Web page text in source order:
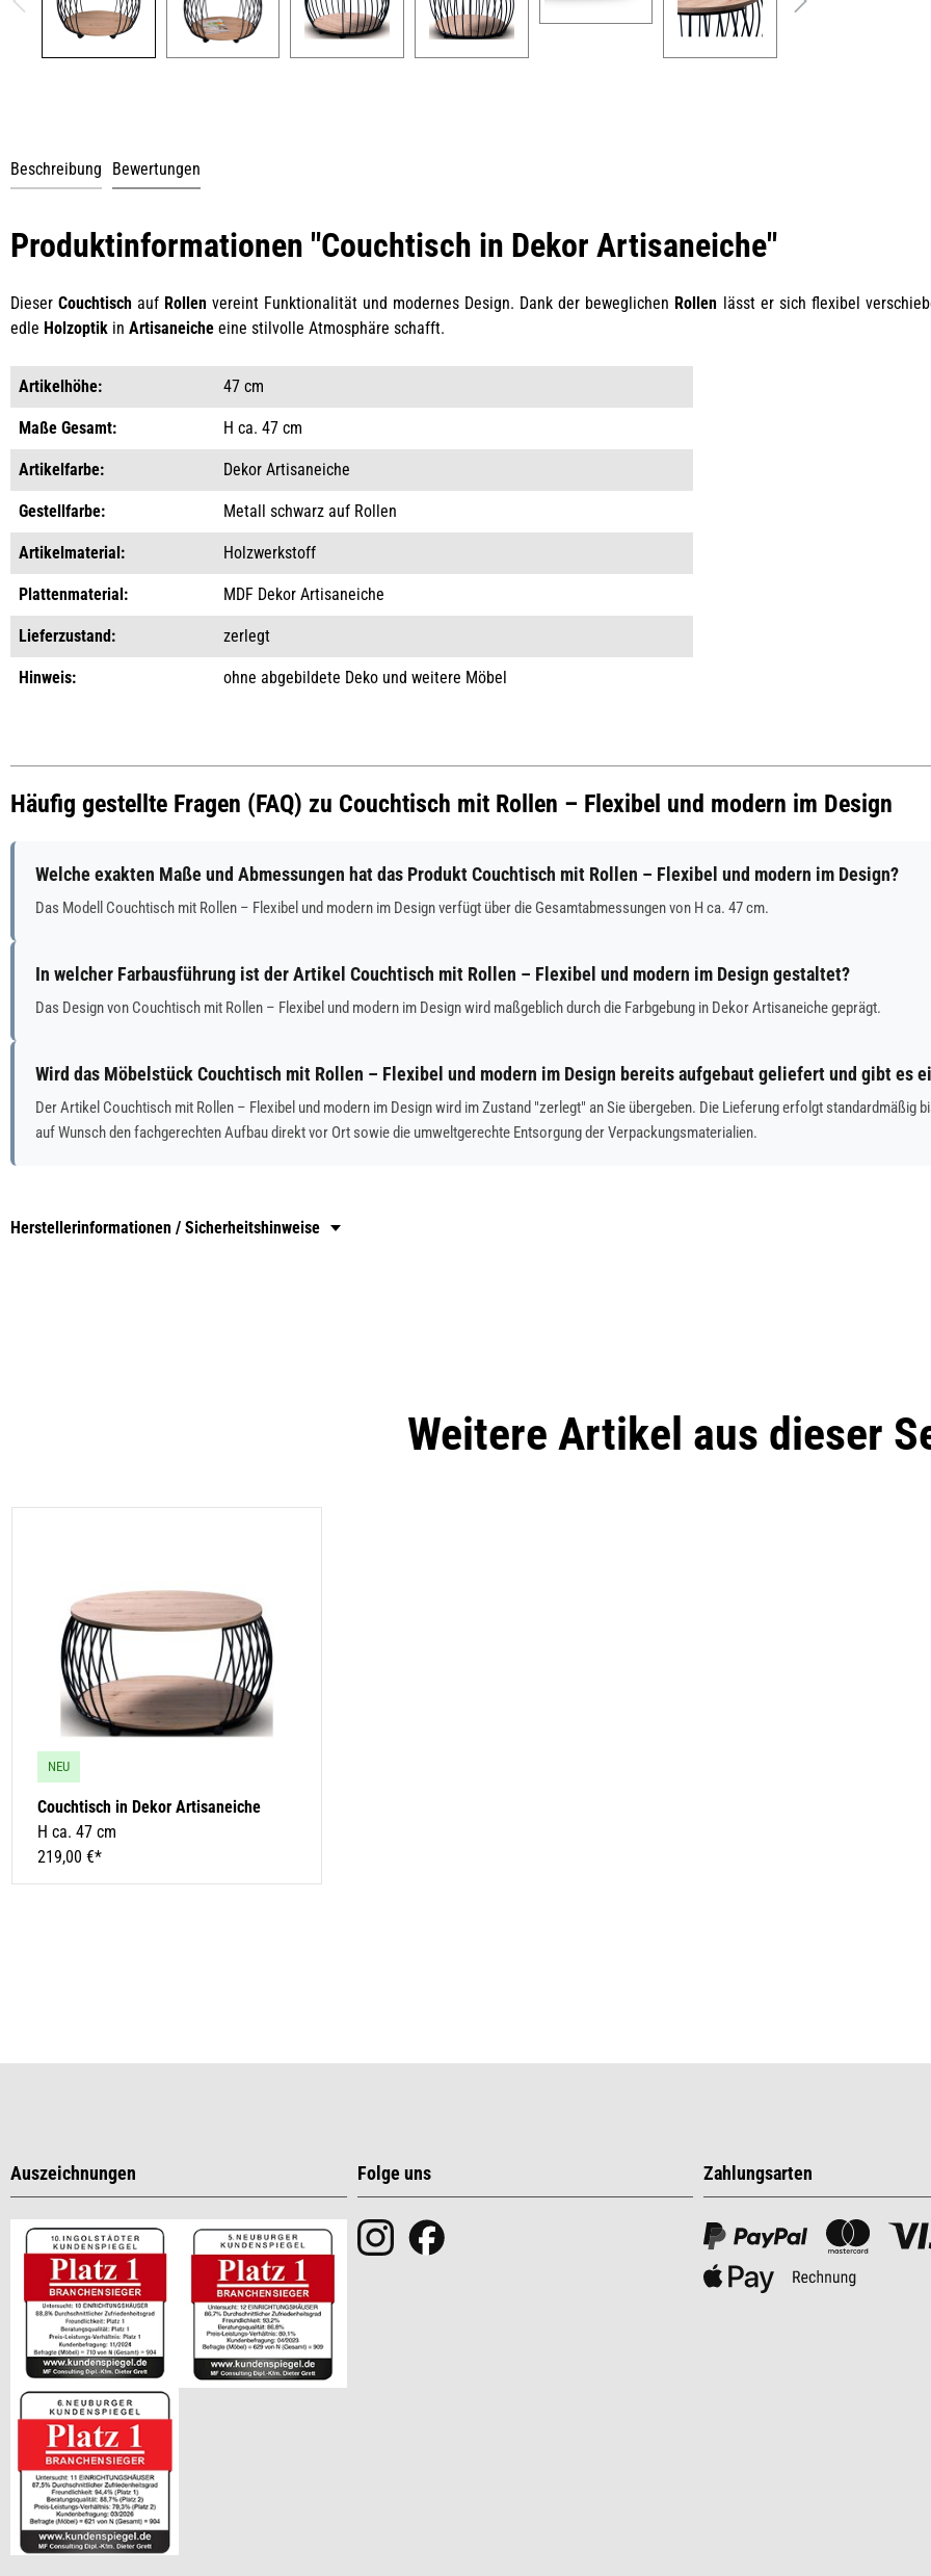
Beschreibung Bewertungen
Produktinformationen "Couchtisch in Dekor Artisaneiche"
DieserCouchtisch auf Rollen vereint Funktionalität und modernes Design. Dank der beweglichen Rollen lässt er sich flexibel
edle Holzoptik in Artisaneiche eine stilvolle Atmosphäre schafft.
Artikelhöhe: 47 cm
Maße Gesamt: H ca. 47 cm
Artikelfarbe: Dekor Artisaneiche
Gestellfarbe: Metall schwarz auf Rollen
Artikelmaterial: Holzwerkstoff
Plattenmaterial: MDF Dekor Artisaneiche
Lieferzustand: zerlegt
Hinweis: ohne abgebildete Deko und weitere Möbel
Häufig gestellte Fragen (FAQ) zu Couchtisch mit Rollen – Flexibel und modern im Design
Welche exakten Maße und Abmessungen hat das Produkt Couchtisch mit Rollen – Flexibel und modern im Design?
Das Modell Couchtisch mit Rollen – Flexibel und modern im Design verfügt über die Gesamtabmessungen von H ca. 47 cm.
In welcher Farbausführung ist der Artikel Couchtisch mit Rollen – Flexibel und modern im Design gestaltet?
Das Design von Couchtisch mit Rollen – Flexibel und modern im Design wird maßgeblich durch die Farbgebung in Dekor Artisaneiche geprägt.
Wird das Möbelstück Couchtisch mit Rollen – Flexibel und modern im Design bereits aufgebaut geliefert und gibt es
Der Artikel Couchtisch mit Rollen – Flexibel und modern im Design wird im Zustand "zerlegt" an Sie übergeben. Die Lieferung erfolgt standardmäßig
auf Wunsch den fachgerechten Aufbau direkt vor Ort sowie die umweltgerechte Entsorgung der Verpackungsmaterialien.
Herstellerinformationen / Sicherheitshinweise
Weitere Artikel aus dieser
NEU
Couchtisch in Dekor Artisaneiche
H ca. 47 cm
219,00 €*
Auszeichnungen Folge uns Zahlungsarten